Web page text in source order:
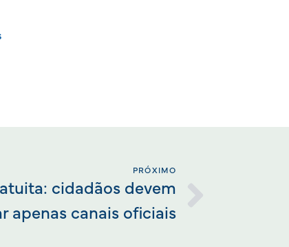
PRÓXIMO
cidadãos devem
apenas canais oficiais